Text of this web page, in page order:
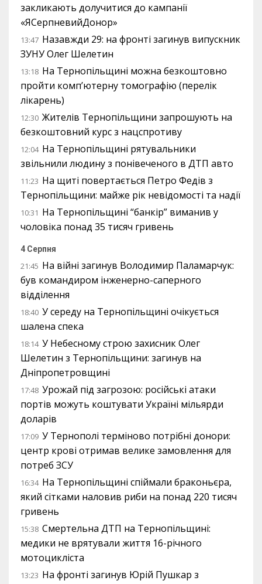
закликають долучитися до кампанії
«ЯСерпневийДонор»
13:47 Назавжди 29: на фронті загинув випускник
ЗУНУ Олег Шелетин
13:18 На Тернопільщині можна безкоштовно
пройти комп’ютерну томографію (перелік
лікарень)
12:30 Жителів Тернопільщини запрошують на
безкоштовний курс з нацспротиву
12:04 На Тернопільщині рятувальники
звільнили людину з понівеченого в ДТП авто
11:23 На щиті повертається Петро Федів з
Тернопільщини: майже рік невідомості та надії
10:31 На Тернопільщині “банкір” виманив у
чоловіка понад 35 тисяч гривень
4 Серпня
21:45 На війні загинув Володимир Паламарчук:
був командиром інженерно-саперного
відділення
18:40 У середу на Тернопільщині очікується
шалена спека
18:14 У Небесному строю захисник Олег
Шелетин з Тернопільщини: загинув на
Дніпропетровщині
17:48 Урожай під загрозою: російські атаки
портів можуть коштувати Україні мільярди
доларів
17:09 У Тернополі терміново потрібні донори:
центр крові отримав велике замовлення для
потреб ЗСУ
16:34 На Тернопільщині спіймали браконьєра,
який сітками наловив риби на понад 220 тисяч
гривень
15:38 Смертельна ДТП на Тернопільщині:
медики не врятували життя 16-річного
мотоцикліста
13:23 На фронті загинув Юрій Пушкар з